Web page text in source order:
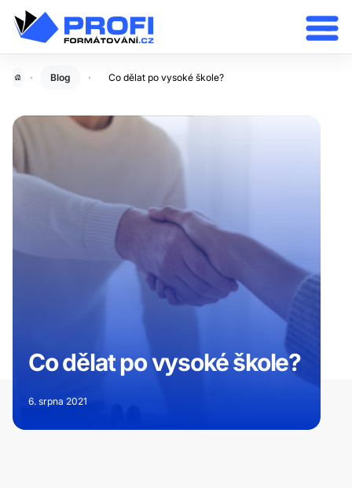
Blog Co dělat po vysoké škole?
Co dělat po vysoké škole?
6. srpna 2021